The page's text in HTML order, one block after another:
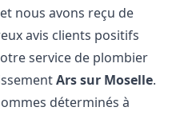
nous avons reçu de
avis clients positifs
service de plombier
Ars sur Moselle.
déterminés à